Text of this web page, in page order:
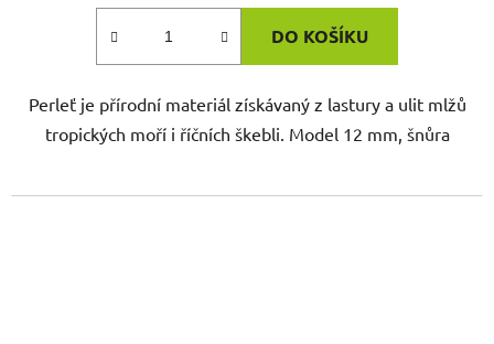
DO KOŠÍKU
Perleť je přírodní materiál získávaný z lastury a ulit mlžů
tropických moří i říčních škebli. Model 12 mm, šnůra